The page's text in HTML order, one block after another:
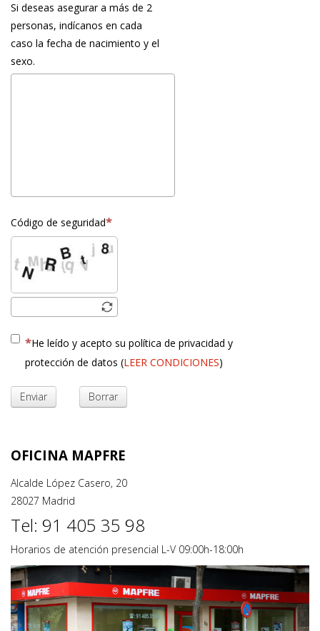
Si deseas asegurar a más de 2
personas, indícanos en cada
caso la fecha de nacimiento y el
sexo.
Código de seguridad
He leído y acepto su política de privacidad y
protección de datos (LEER CONDICIONES)
Enviar Borrar
OFICINA MAPFRE
Alcalde López Casero, 20
28027 Madrid
Tel: 91 405 35 98
Horarios de atención presencial L-V 09:00h-18:00h